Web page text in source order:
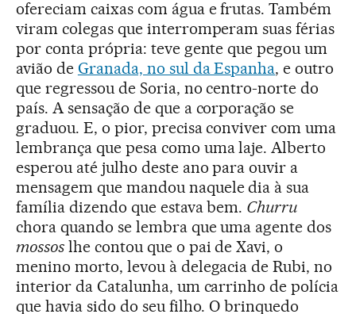
ofereciam caixas com água e frutas. Também
viram colegas que interromperam suas férias
por conta própria: teve gente que pegou um
avião de Granada, no sul da Espanha, e outro
que regressou de Soria, no centro-norte do
país. A sensação de que a corporação se
graduou. E, o pior, precisa conviver com uma
lembrança que pesa como uma laje. Alberto
esperou até julho deste ano para ouvir a
mensagem que mandou naquele dia à sua
família dizendo que estava bem. Churru
chora quando se lembra que uma agente dos
mossoslhe contou que o pai de Xavi, o
menino morto, levou à delegacia de Rubi, no
interior da Catalunha, um carrinho de polícia
que havia sido do seu filho. O brinquedo